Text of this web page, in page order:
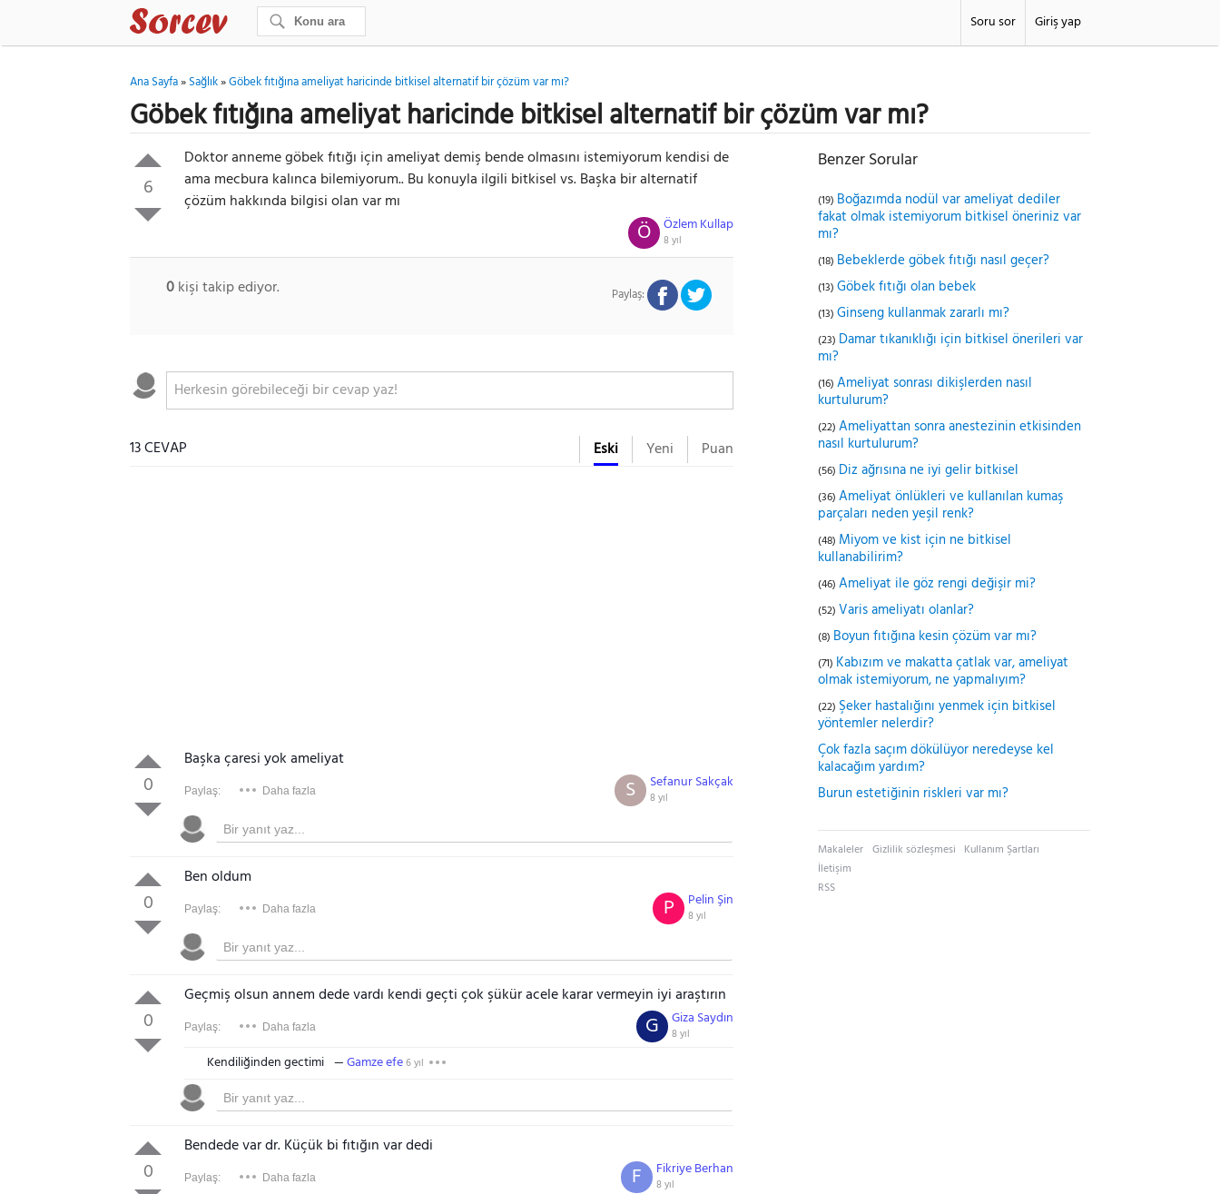
Giriş yap
Soru sor
Ana Sayfa»Sağlık»Göbek fıtığına ameliyat haricinde bitkisel alternatif bir çözüm var mı?
Göbek fıtığına ameliyat haricinde bitkisel alternatif bir çözüm var mı?
6
Doktor anneme göbek fıtığı için ameliyat demiş bende olmasını istemiyorum kendisi de
ama mecbura kalınca bilemiyorum.. Bu konuyla ilgili bitkisel vs. Başka bir alternatif
çözüm hakkında bilgisi olan var mı
Özlem Kullap
8 yıl
Ö
0kişi takip ediyor. Paylaş:
13 CEVAP Eski Yeni Puan
0
Başka çaresi yok ameliyat
Paylaş: Daha fazla Sefanur Sakçak
8 yıl
S
0
Ben oldum
Paylaş: Daha fazla Pelin Şin
8 yıl
P
0
Geçmiş olsun annem dede vardı kendi geçti çok şükür acele karar vermeyin iyi araştırın
Paylaş: Daha fazla Giza Saydın
8 yıl
G
Kendiliğinden gectimi Gamze efe6 yıl
0
Bendede var dr. Küçük bi fıtığın var dedi
Paylaş: Daha fazla Fikriye Berhan
8 yıl
F
Benzer Sorular
(19) Boğazımda nodül var ameliyat dediler
fakat olmak istemiyorum bitkisel öneriniz var
mı?
(18) Bebeklerde göbek fıtığı nasıl geçer?
(13) Göbek fıtığı olan bebek
(13) Ginseng kullanmak zararlı mı?
(23) Damar tıkanıklığı için bitkisel önerileri var
mı?
(16) Ameliyat sonrası dikişlerden nasıl
kurtulurum?
(22) Ameliyattan sonra anestezinin etkisinden
nasıl kurtulurum?
(56) Diz ağrısına ne iyi gelir bitkisel
(36) Ameliyat önlükleri ve kullanılan kumaş
parçaları neden yeşil renk?
(48) Miyom ve kist için ne bitkisel
kullanabilirim?
(46) Ameliyat ile göz rengi değişir mi?
(52) Varis ameliyatı olanlar?
(8) Boyun fıtığına kesin çözüm var mı?
(71) Kabızım ve makatta çatlak var, ameliyat
olmak istemiyorum, ne yapmalıyım?
(22) Şeker hastalığını yenmek için bitkisel
yöntemler nelerdir?
Çok fazla saçım dökülüyor neredeyse kel
kalacağım yardım?
Burun estetiğinin riskleri var mı?
Makaleler Gizlilik sözleşmesi Kullanım Şartları
İletişim
RSS